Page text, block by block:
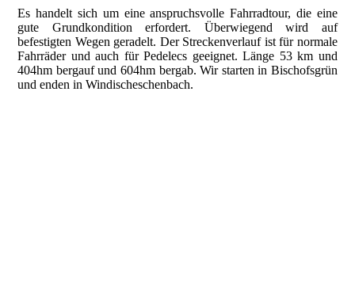
Es handelt sich um eine anspruchsvolle Fahrradtour, die eine
gute Grundkondition erfordert. Überwiegend wird auf
befestigten Wegen geradelt. Der Streckenverlauf ist für normale
Fahrräder und auch für Pedelecs geeignet. Länge 53 km und
404hm bergauf und 604hm bergab. Wir starten in Bischofsgrün
und enden in Windischeschenbach.